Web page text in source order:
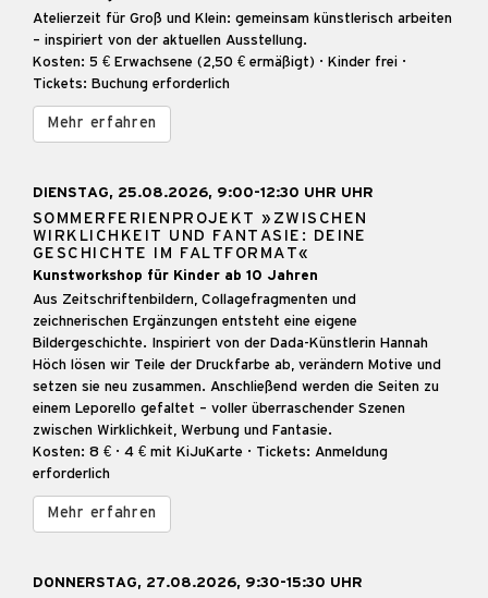
Atelierzeit für Groß und Klein: gemeinsam künstlerisch arbeiten
– inspiriert von der aktuellen Ausstellung.
Kosten: 5 € Erwachsene (2,50 € ermäßigt) · Kinder frei ·
Tickets: Buchung erforderlich
Mehr erfahren
DIENSTAG, 25.08.2026, 9:00-12:30 UHR UHR
SOMMERFERIENPROJEKT »ZWISCHEN
WIRKLICHKEIT UND FANTASIE: DEINE
GESCHICHTE IM FALTFORMAT«
Kunstworkshop für Kinder ab 10 Jahren
Aus Zeitschriftenbildern, Collagefragmenten und
zeichnerischen Ergänzungen entsteht eine eigene
Bildergeschichte. Inspiriert von der Dada-Künstlerin Hannah
Höch lösen wir Teile der Druckfarbe ab, verändern Motive und
setzen sie neu zusammen. Anschließend werden die Seiten zu
einem Leporello gefaltet – voller überraschender Szenen
zwischen Wirklichkeit, Werbung und Fantasie.
Kosten: 8 € · 4 € mit KiJuKarte · Tickets: Anmeldung
erforderlich
Mehr erfahren
DONNERSTAG, 27.08.2026, 9:30-15:30 UHR